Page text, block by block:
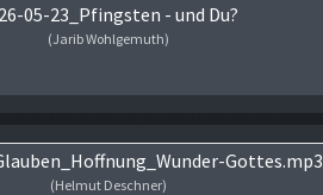
05-23_Pfingsten - und Du?
(Jarib Wohlgemuth)
Gottes.mp3
(Helmut Deschner)